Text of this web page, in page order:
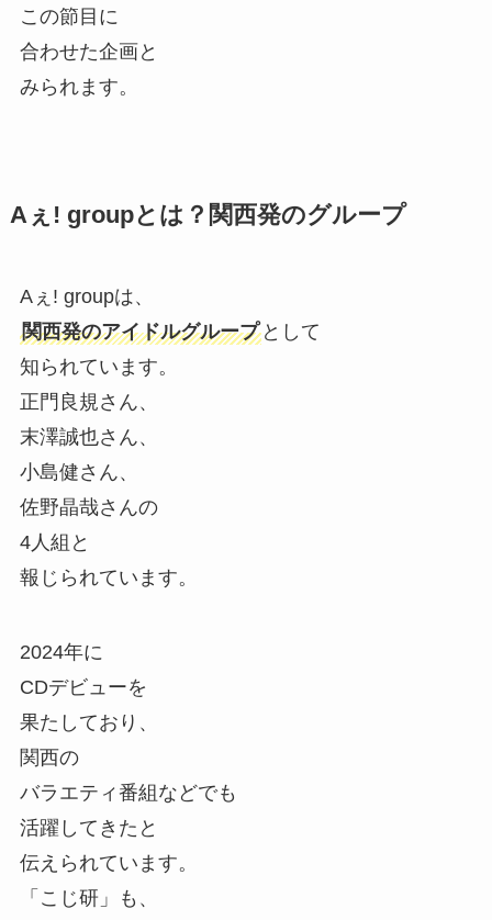
この節目に
合わせた企画と
みられます。
Aぇ! groupとは？関西発のグループ
Aぇ! groupは、
関西発のアイドルグループとして
知られています。
正門良規さん、
末澤誠也さん、
小島健さん、
佐野晶哉さんの
4人組と
報じられています。
2024年に
CDデビューを
果たしており、
関西の
バラエティ番組などでも
活躍してきたと
伝えられています。
「こじ研」も、